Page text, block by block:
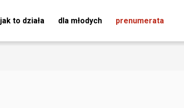
jak to działa dla młodych prenumerata